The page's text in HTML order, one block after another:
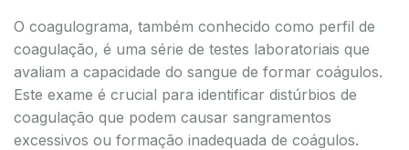
O coagulograma, também conhecido como perfil de
coagulação, é uma série de testes laboratoriais que
avaliam a capacidade do sangue de formar coágulos.
Este exame é crucial para identificar distúrbios de
coagulação que podem causar sangramentos
excessivos ou formação inadequada de coágulos.